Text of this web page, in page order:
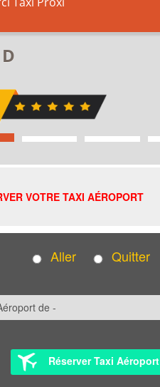
VOTRE TAXI AÉROPORT
Aller Quitter
Réserver Taxi Aéroport